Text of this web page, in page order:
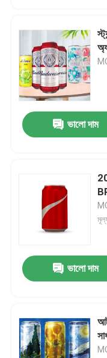
বাড়ি
ভিডিও
ভালো দাম
ভালো দাম